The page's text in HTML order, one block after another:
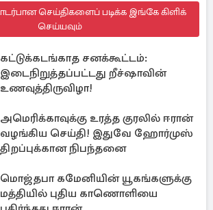
செய்திகளைப் படிக்க இங்கே கிளிக்
செய்யவும்
கட்டுக்கடங்காத சனக்கூட்டம்:
இடைநிறுத்தப்பட்டது றீச்ஷாவின்
உணவுத்திருவிழா!
அமெரிக்காவுக்கு உரத்த குரலில் ஈரான்
வழங்கிய செய்தி! இதுவே ஹோர்முஸ்
திறப்புக்கான நிபந்தனை
மொஜ்தபா கமேனியின் யூகங்களுக்கு
மத்தியில் புதிய காணொளியை